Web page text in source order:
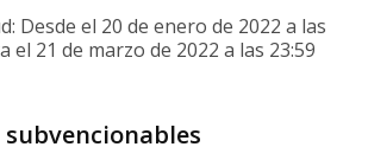
Desde el 20 de enero de 2022 a las
el 21 de marzo de 2022 a las 23:59